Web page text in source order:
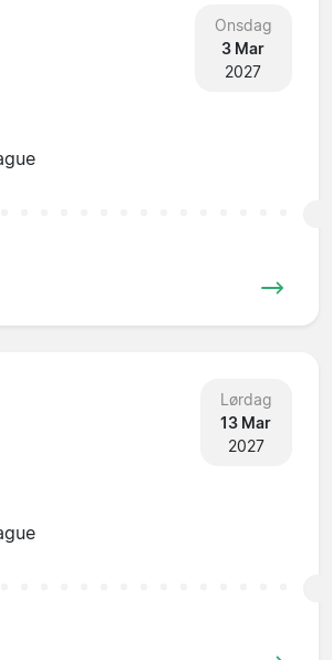
Onsdag
3 Mar
2027
Lørdag
13 Mar
2027